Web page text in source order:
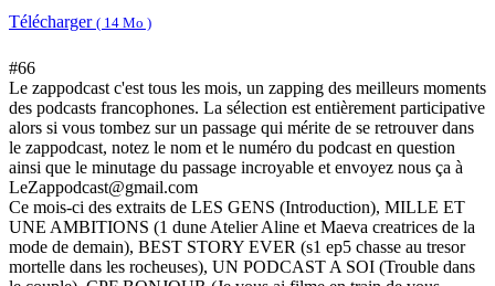
Télécharger ( 14 Mo )
#66
Le zappodcast c'est tous les mois, un zapping des meilleurs moments
des podcasts francophones. La sélection est entièrement participative
alors si vous tombez sur un passage qui mérite de se retrouver dans
le zappodcast, notez le nom et le numéro du podcast en question
ainsi que le minutage du passage incroyable et envoyez nous ça à
LeZappodcast@gmail.com
Ce mois-ci des extraits de LES GENS (Introduction), MILLE ET
UNE AMBITIONS (1 dune Atelier Aline et Maeva creatrices de la
mode de demain), BEST STORY EVER (s1 ep5 chasse au tresor
mortelle dans les rocheuses), UN PODCAST A SOI (Trouble dans